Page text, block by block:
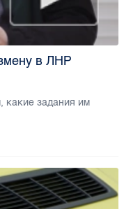
в ЛНР
какие задания им